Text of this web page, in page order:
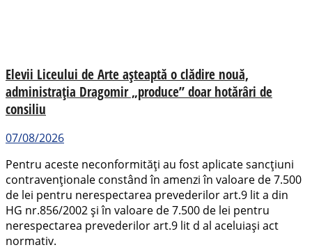
Elevii Liceului de Arte așteaptă o clădire nouă,
administrația Dragomir „produce” doar hotărâri de
consiliu
07/08/2026
Pentru aceste neconformități au fost aplicate sancțiuni
contravenționale constând în amenzi în valoare de 7.500
de lei pentru nerespectarea prevederilor art.9 lit a din
HG nr.856/2002 și în valoare de 7.500 de lei pentru
nerespectarea prevederilor art.9 lit d al aceluiași act
normativ.